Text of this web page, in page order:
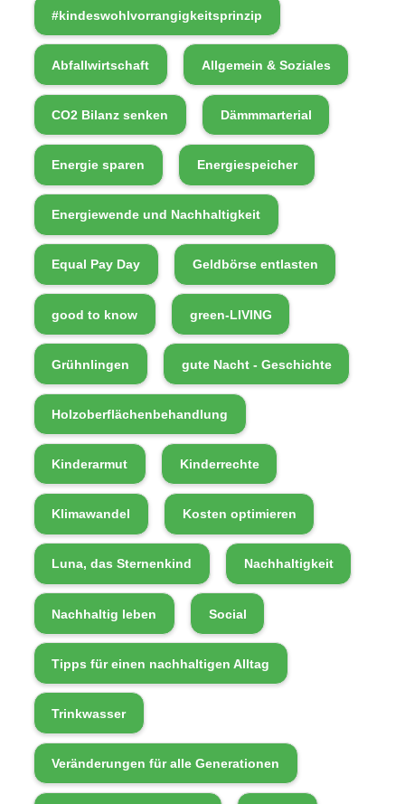
#kindeswohlvorrangigkeitsprinzip
Abfallwirtschaft Allgemein & Soziales
CO2 Bilanz senken Dämmmarterial
Energie sparen Energiespeicher
Energiewende und Nachhaltigkeit
Equal Pay Day Geldbörse entlasten
good to know green-LIVING
Grühnlingen gute Nacht - Geschichte
Holzoberflächenbehandlung
Kinderarmut Kinderrechte
Klimawandel Kosten optimieren
Luna, das Sternenkind Nachhaltigkeit
Nachhaltig leben Social
Tipps für einen nachhaltigen Alltag
Trinkwasser
Veränderungen für alle Generationen